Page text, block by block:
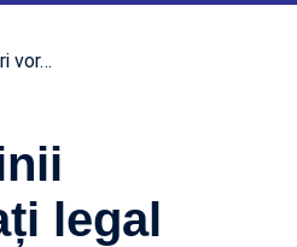
vor…
legal